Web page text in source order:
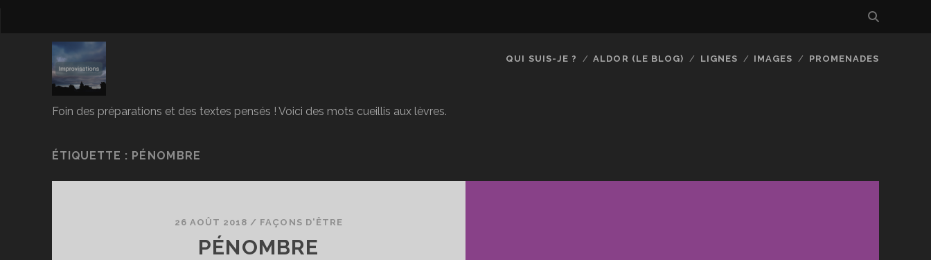
Foin des préparations et des textes pensés ! Voici des mots cueillis aux lèvres.
QUI SUIS-JE ? ALDOR (LE BLOG) LIGNES IMAGES PROMENADES
ÉTIQUETTE : PÉNOMBRE
26 AOÛT 2018 / FAÇONS D'ÊTRE
PÉNOMBRE